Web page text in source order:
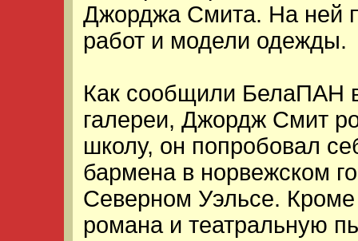
Джорджа Смита. На ней
работ и модели одежды.
Как сообщили БелаПАН
галереи, Джордж Смит
школу, он попробовал
бармена в норвежском
Северном Уэльсе.
романа и театральную